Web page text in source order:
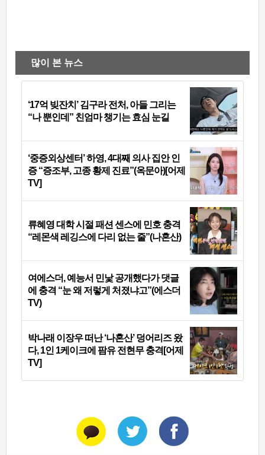
많이 본 뉴스
‘17억 빚잔치’ 김구라 전처, 아들 그리는
“나 뿐인데” 친엄마 챙기는 효심 눈길
‘중증외상센터’ 하영, 4대째 의사 집안 인
증 “증조부, 고종 황제 진료”(옥문아)[어제
TV]
류혜영 대학 시절 패션 센스에 민호 충격
“레몬색 레깅스에 다리 없는 줄”(나혼산)
여에스더, 예능서 민낯 공개했다가 댓글
에 충격 “눈 왜 저렇게 처졌냐고”(에스더
TV)
박나래 이장우 떠난 ‘나혼산’ 덩어리즈 왔
다, 1인 1케이크에 팜유 전현무 충격[어제
TV]